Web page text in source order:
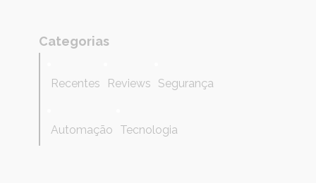
Categorias
Recentes Reviews Segurança
Automação Tecnologia